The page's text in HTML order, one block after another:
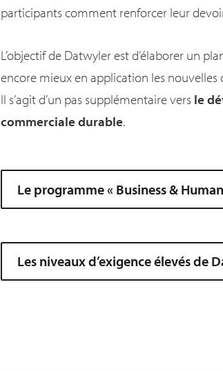
participants comment renforcer leur
L’objectif de Datwyler est d’élaborer un
encore mieux en application les nouvelles
Il s’agit d’un pas supplémentaire vers le
commerciale durable.
Le programme « Business &
Les niveaux d’exigence élevés de